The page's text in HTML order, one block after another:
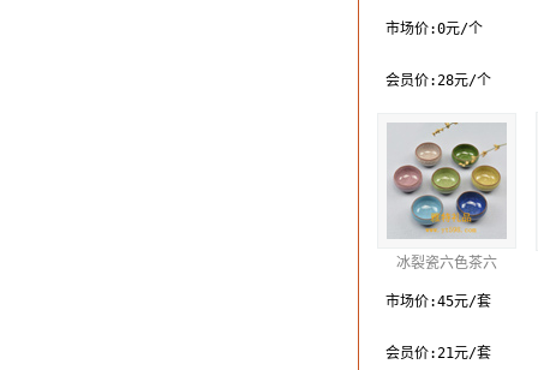
市场价:0元/个
会员价:28元/个
冰裂瓷六色茶六
市场价:45元/套
会员价:21元/套